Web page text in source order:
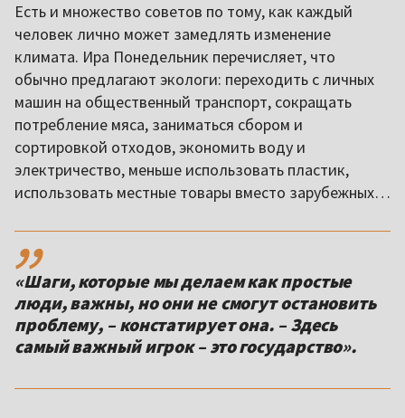
Есть и множество советов по тому, как каждый
человек лично может замедлять изменение
климата. Ира Понедельник перечисляет, что
обычно предлагают экологи: переходить с личных
машин на общественный транспорт, сокращать
потребление мяса, заниматься сбором и
сортировкой отходов, экономить воду и
электричество, меньше использовать пластик,
использовать местные товары вместо зарубежных…
,,
«Шаги, которые мы делаем как простые
люди, важны, но они не смогут остановить
проблему, – констатирует она. – Здесь
самый важный игрок – это государство».